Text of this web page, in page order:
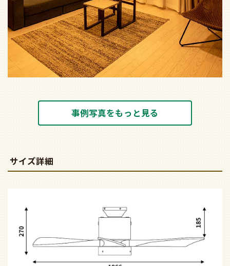
事例写真をもっと見る
サイズ詳細